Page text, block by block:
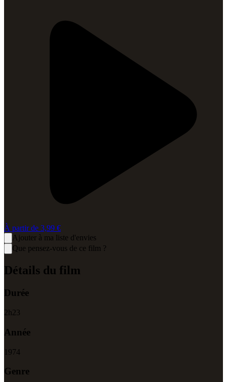
À partir de 3,99 €
Ajouter à ma liste d'envies
Que pensez-vous de ce film ?
Détails du film
Durée
2h23
Année
1974
Genre